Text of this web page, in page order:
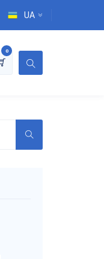
UA
0